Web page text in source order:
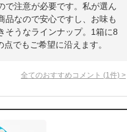
で注意が必要です。私が選ん
品なので安心ですし、お味も
そうなラインナップ。1箱に8
でもご希望に沿えます。
全てのおすすめコメント (1 件) >